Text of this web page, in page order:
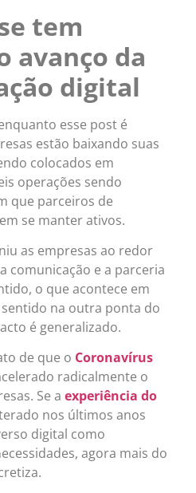
tem
avanço da
digital
esse post é
estão baixando suas
colocados em
operações sendo
que parceiros de
se manter ativos.
as empresas ao redor
comunicação e a parceria
o que acontece em
na outra ponta do
é generalizado.
de que o Coronavírus
radicalmente o
Se a experiência do
nos últimos anos
digital como
agora mais do